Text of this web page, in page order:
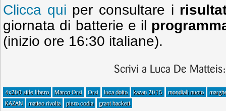
Clicca qui per consultare i
giornata di batterie e il
(inizio ore 16:30 italiane).
Scrivi a Luca De
4x200 stile libero Marco Orsi Orsi luca dotto kazan 2015 mondiali nuoto
KAZAN
matteo rivolta piero codia grant hackett